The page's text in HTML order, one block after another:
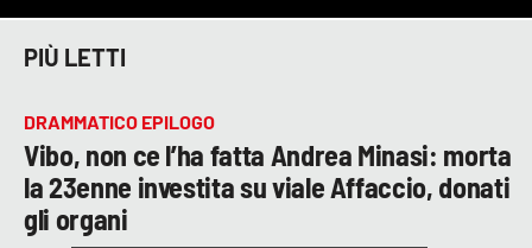
PIÙ LETTI
DRAMMATICO EPILOGO
Vibo, non ce l’ha fatta Andrea Minasi: morta
la 23enne investita su viale Affaccio, donati
gli organi